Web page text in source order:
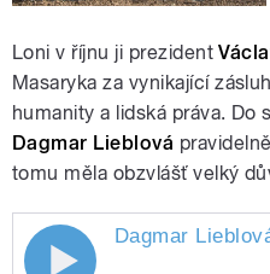
Loni v říjnu ji prezident
Masaryka za vynikající
humanity a lidská práva.
Dagmar Lieblová
tomu měla obzvlášť velký
Dagmar